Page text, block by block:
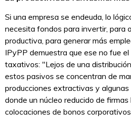
Si una empresa se endeuda, lo
necesita fondos para invertir, para
productiva, para generar más
IPyPP demuestra que ese no fue
taxativos: "Lejos de una
estos pasivos se concentran de
producciones extractivas y algunas
donde un núcleo reducido de firmas
colocaciones de bonos